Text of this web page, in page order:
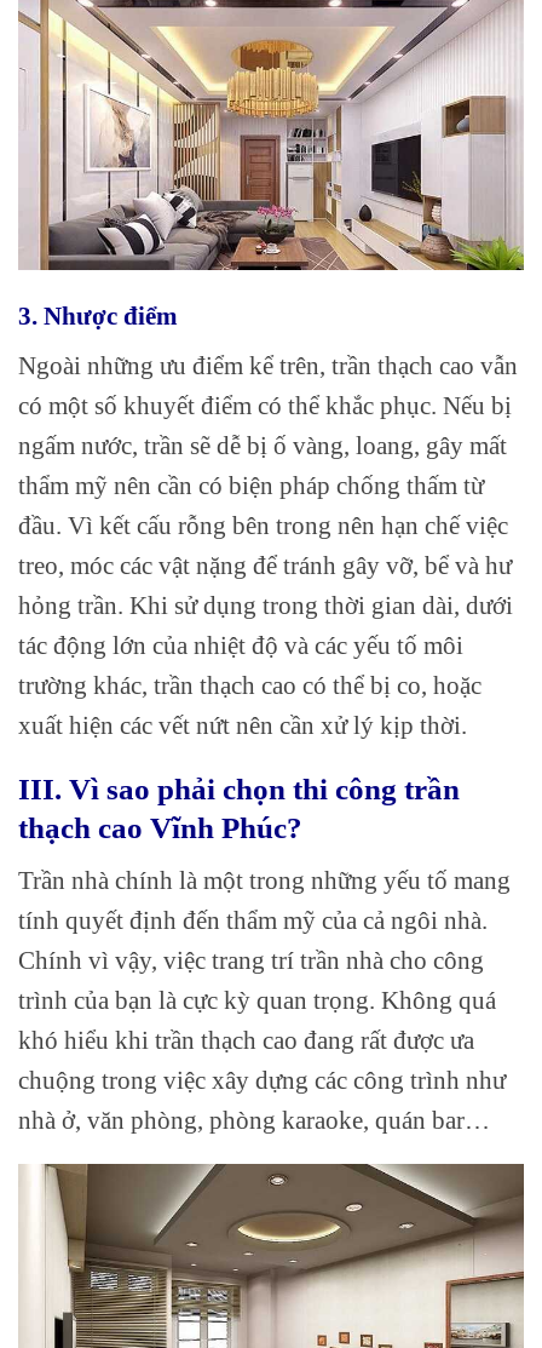
3. Nhược điểm
Ngoài những ưu điểm kể trên, trần thạch cao vẫn
có một số khuyết điểm có thể khắc phục. Nếu bị
ngấm nước, trần sẽ dễ bị ố vàng, loang, gây mất
thẩm mỹ nên cần có biện pháp chống thấm từ
đầu. Vì kết cấu rỗng bên trong nên hạn chế việc
treo, móc các vật nặng để tránh gây vỡ, bể và hư
hỏng trần. Khi sử dụng trong thời gian dài, dưới
tác động lớn của nhiệt độ và các yếu tố môi
trường khác, trần thạch cao có thể bị co, hoặc
xuất hiện các vết nứt nên cần xử lý kịp thời.
III. Vì sao phải chọn thi công trần
thạch cao Vĩnh Phúc?
Trần nhà chính là một trong những yếu tố mang
tính quyết định đến thẩm mỹ của cả ngôi nhà.
Chính vì vậy, việc trang trí trần nhà cho công
trình của bạn là cực kỳ quan trọng. Không quá
khó hiểu khi trần thạch cao đang rất được ưa
chuộng trong việc xây dựng các công trình như
nhà ở, văn phòng, phòng karaoke, quán bar…